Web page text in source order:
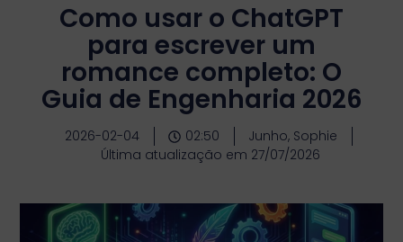
Como usar o ChatGPT
para escrever um
romance completo: O
Guia de Engenharia 2026
2026-02-04 02:50
Junho, Sophie
Última atualização em 27/07/2026